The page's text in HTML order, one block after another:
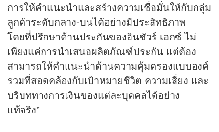
การให้คำแนะนำและสร้างความเชื่อมั่นให้กับกลุ่ม
ลูกค้าระดับกลาง-บนได้อย่างมีประสิทธิภาพ
โดยที่ปรึกษาด้านประกันของอินชัวร์ เอกซ์ ไม่
เพียงแค่การนำเสนอผลิตภัณฑ์ประกัน แต่ต้อง
สามารถให้คำแนะนำด้านความคุ้มครองแบบองค์
รวมที่สอดคล้องกับเป้าหมายชีวิต ความเสี่ยง และ
บริบททางการเงินของแต่ละบุคคลได้อย่าง
แท้จริง”